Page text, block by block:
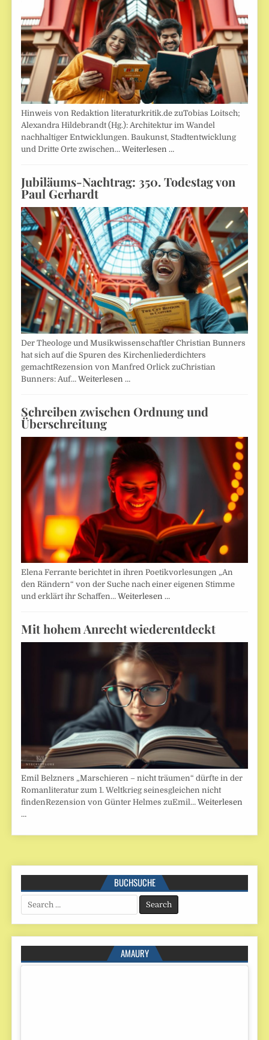
Hinweis von Redaktion literaturkritik.de zuTobias Loitsch;
Alexandra Hildebrandt (Hg.): Architektur im Wandel
nachhaltiger Entwicklungen. Baukunst, Stadtentwicklung
und Dritte Orte zwischen…Weiterlesen …
Jubiläums-Nachtrag: 350. Todestag von
Paul Gerhardt
Der Theologe und Musikwissenschaftler Christian Bunners
hat sich auf die Spuren des Kirchenliederdichters
gemachtRezension von Manfred Orlick zuChristian
Bunners: Auf…Weiterlesen …
Schreiben zwischen Ordnung und
Überschreitung
Elena Ferrante berichtet in ihren Poetikvorlesungen „An
den Rändern“ von der Suche nach einer eigenen Stimme
und erklärt ihr Schaffen…Weiterlesen …
Mit hohem Anrecht wiederentdeckt
Emil Belzners „Marschieren – nicht träumen“ dürfte in der
Romanliteratur zum 1. Weltkrieg seinesgleichen nicht
findenRezension von Günter Helmes zuEmil…Weiterlesen
…
BUCHSUCHE
Search
for:
AMAURY